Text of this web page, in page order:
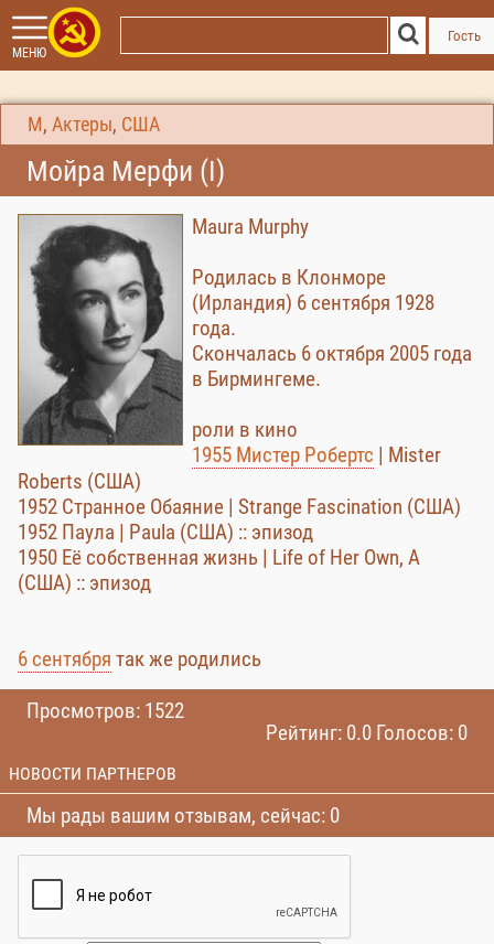
МЕНЮ
Гость
М , Актеры, США
Мойра Мерфи (I)
Maura Murphy
Родилась в Клонморе
(Ирландия) 6 сентября 1928
года.
Скончалась 6 октября 2005 года
в Бирмингеме.
роли в кино
1955 Мистер Робертс | Mister
Roberts (США)
1952 Странное Обаяние | Strange Fascination (США)
1952 Паула | Paula (США) :: эпизод
1950 Её собственная жизнь | Life of Her Own, A
(США) :: эпизод
6 сентября так же родились
Просмотров: 1522
Рейтинг: 0.0 Голосов: 0
НОВОСТИ ПАРТНЕРОВ
Мы рады вашим отзывам, сейчас: 0